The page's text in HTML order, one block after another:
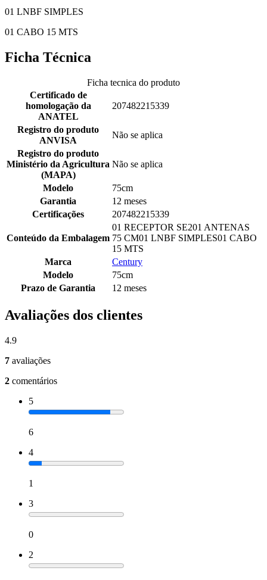
01 LNBF SIMPLES
01 CABO 15 MTS
Ficha Técnica
Ficha tecnica do produto
Certificado de
homologação da
ANATEL
207482215339
Registro do produto
ANVISA
Não se aplica
Registro do produto
Ministério da Agricultura
(MAPA)
Não se aplica
Modelo
75cm
Garantia
12 meses
Certificações
207482215339
Conteúdo da Embalagem
01 RECEPTOR SE201 ANTENAS
75 CM01 LNBF SIMPLES01 CABO
15 MTS
Marca
Century
Modelo
75cm
Prazo de Garantia
12 meses
Avaliações dos clientes
4.9
7 avaliações
2 comentários
5
6
4
1
3
0
2